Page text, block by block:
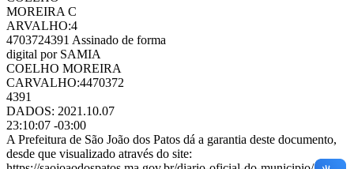
MOREIRA C
ARVALHO:4
4703724391 Assinado de forma
digital por SAMIA
COELHO MOREIRA
CARVALHO:4470372
4391
DADOS: 2021.10.07
23:10:07 -03:00
A Prefeitura de São João dos Patos dá a garantia deste documento,
desde que visualizado através do site: